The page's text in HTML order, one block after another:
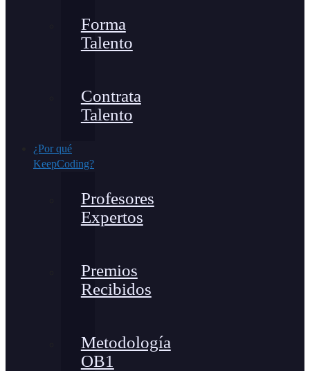
Forma
Talento
Contrata
Talento
¿Por qué
KeepCoding?
Profesores
Expertos
Premios
Recibidos
Metodología
OB1